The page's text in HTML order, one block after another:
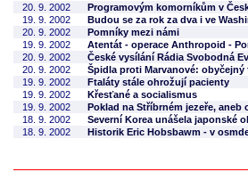
20. 9. 2002
Programovým komorníkům v
19. 9. 2002
Budou se za rok za dva i ve
20. 9. 2002
Pomníky mezi námi
19. 9. 2002
Atentát - operace Anthropoid -
20. 9. 2002
České vysílání Rádia Svobodná
20. 9. 2002
Špidla proti Marvanové: obyčejný
19. 9. 2002
Ftaláty stále ohrožují pacienty
19. 9. 2002
Křesťané a socialismus
19. 9. 2002
Poklad na Stříbrném jezeře, aneb
18. 9. 2002
Severní Korea unášela japonské
18. 9. 2002
Historik Eric Hobsbawm - v